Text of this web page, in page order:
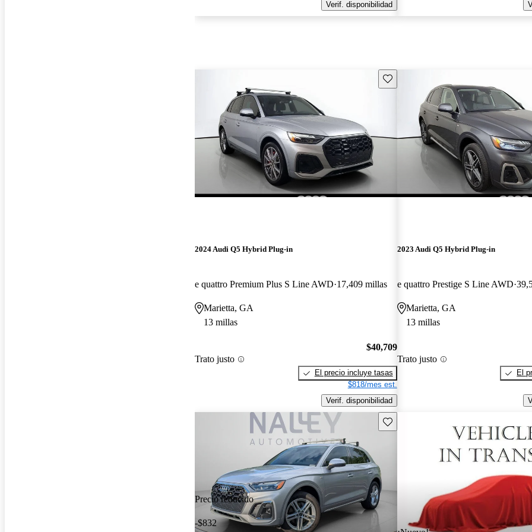
Verif. disponibilidad
Guarda este Aviso
2024 Audi Q5 Hybrid Plug-in
e quattro Premium Plus S Line AWD 17,409 millas
Marietta, GA
13 millas
Trato justo
$40,709
El precio incluye tasas
$818/mes est.
Verif. disponibilidad
2023 Audi Q5 Hybrid Plug-in
e quattro Prestige S Line AWD
Marietta, GA
13 millas
Trato justo
El
Precio reducido
-$832
Guarda este Aviso